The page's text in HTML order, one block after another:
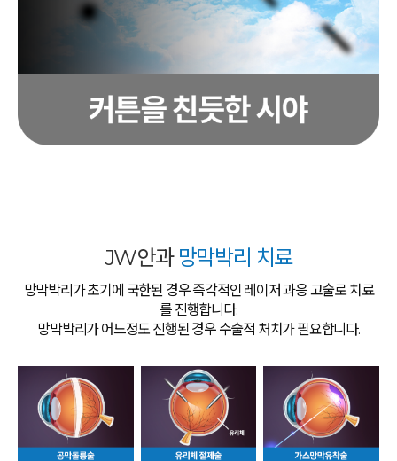
JW안과망막박리 치료
망막박리가 초기에 국한된 경우 즉각적인 레이저 과응 고술로 치료
를 진행합니다.
망막박리가 어느정도 진행된 경우 수술적 처치가 필요합니다.